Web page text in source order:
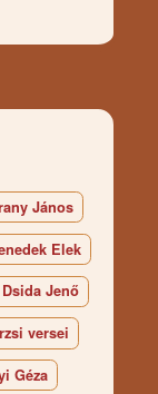
János
Elek
Dsida Jenő
versei
Géza